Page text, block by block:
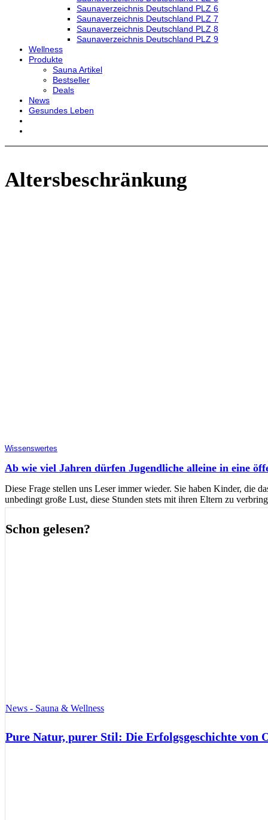
Saunaverzeichnis Deutschland PLZ 6
Saunaverzeichnis Deutschland PLZ 7
Saunaverzeichnis Deutschland PLZ 8
Saunaverzeichnis Deutschland PLZ 9
Wellness
Produkte
Sauna Artikel
Bestseller
Deals
News
Gesundes Leben
Altersbeschränkung
Wissenswertes
Ab wie viel Jahren dürfen Jugendliche alleine in eine
Diese Frage stellen uns Leser immer wieder. Sie haben Kinder, die
unbedingt große Lust, diese Stunden stets mit ihren Eltern zu
Schon gelesen?
News - Sauna & Wellness
Pure Natur, purer Stil: Die Erfolgsgeschichte von